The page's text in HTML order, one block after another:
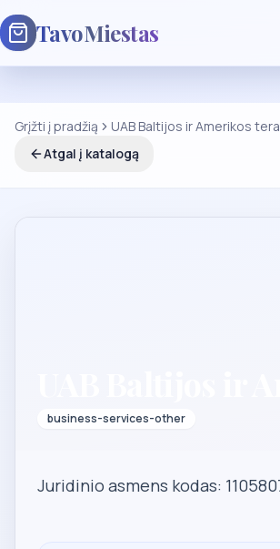
TavoMiestas
Grįžti į pradžią
UAB Baltijos ir Amerikos
Atgal į katalogą
business-services-other
Juridinio asmens kodas: